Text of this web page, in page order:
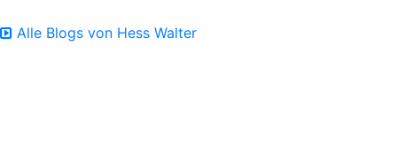
Alle Blogs von Hess Walter